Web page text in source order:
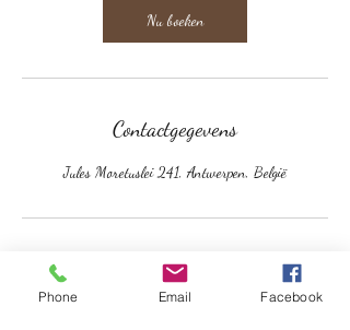
Nu boeken
Contactgegevens
Jules Moretuslei 241, Antwerpen, België
Phone Email Facebook